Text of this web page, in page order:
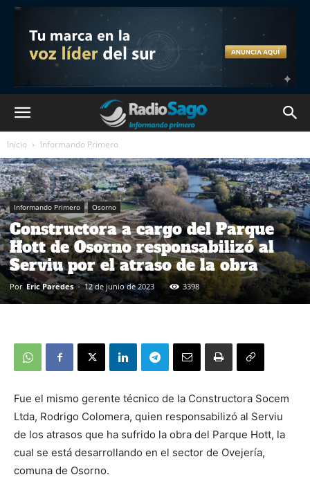
Inicio Informando Primero
Informando Primero Osorno
Constructora a cargo del Parque
Hott de Osorno responsabilizó al
Serviu por el atraso de la obra
Por Eric Paredes - 12 de junio de 2023 3398
Fue el mismo gerente técnico de la Constructora Socem
Ltda, Rodrigo Colomera, quien responsabilizó al Serviu
de los atrasos que ha sufrido la obra del Parque Hott, la
cual se está desarrollando en el sector de Ovejería,
comuna de Osorno.